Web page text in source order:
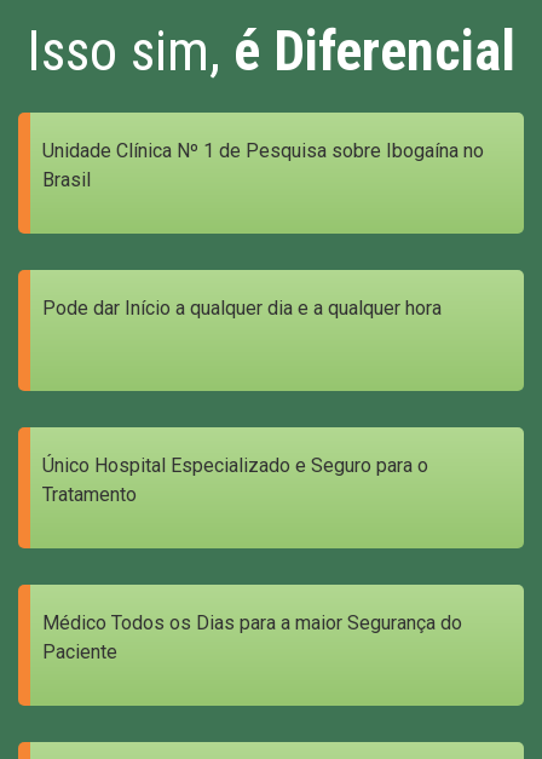
Isso sim, é Diferencial
Unidade Clínica Nº 1 de Pesquisa sobre Ibogaína no
Brasil
Pode dar Início a qualquer dia e a qualquer hora
Único Hospital Especializado e Seguro para o
Tratamento
Médico Todos os Dias para a maior Segurança do
Paciente